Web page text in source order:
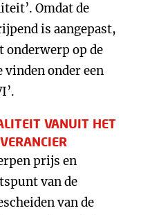
Omdat de
is aangepast,
onderwerp op de
vinden onder een
VANUIT HET
prijs en
van de
van de